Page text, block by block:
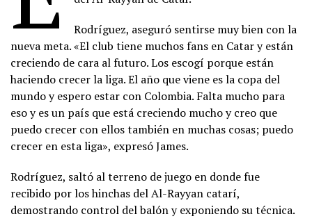
Rodríguez, aseguró sentirse muy bien con la
nueva meta. «El club tiene muchos fans en Catar y están
creciendo de cara al futuro. Los escogí porque están
haciendo crecer la liga. El año que viene es la copa del
mundo y espero estar con Colombia. Falta mucho para
eso y es un país que está creciendo mucho y creo que
puedo crecer con ellos también en muchas cosas; puedo
crecer en esta liga», expresó James.
Rodríguez, saltó al terreno de juego en donde fue
recibido por los hinchas del Al-Rayyan catarí,
demostrando control del balón y exponiendo su técnica.